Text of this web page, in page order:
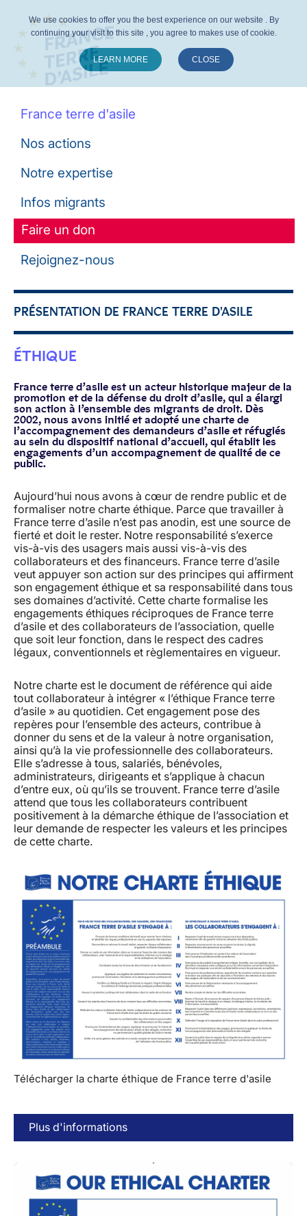
France terre d'asile
Nos actions
Notre expertise
Infos migrants
Faire un don
Rejoignez-nous
PRÉSENTATION DE FRANCE TERRE D'ASILE
ÉTHIQUE
France terre d’asile est un acteur historique majeur de la
promotion et de la défense du droit d’asile, qui a élargi
son action à l’ensemble des migrants de droit. Dès
2002, nous avons initié et adopté une charte de
l’accompagnement des demandeurs d’asile et réfugiés
au sein du dispositif national d’accueil, qui établit les
engagements d’un accompagnement de qualité de ce
public.
Aujourd’hui nous avons à cœur de rendre public et de
formaliser notre charte éthique. Parce que travailler à
France terre d’asile n’est pas anodin, est une source de
fierté et doit le rester. Notre responsabilité s’exerce
vis-à-vis des usagers mais aussi vis-à-vis des
collaborateurs et des financeurs. France terre d’asile
veut appuyer son action sur des principes qui affirment
son engagement éthique et sa responsabilité dans tous
ses domaines d’activité. Cette charte formalise les
engagements éthiques réciproques de France terre
d’asile et des collaborateurs de l’association, quelle
que soit leur fonction, dans le respect des cadres
légaux, conventionnels et règlementaires en vigueur.
Notre charte est le document de référence qui aide
tout collaborateur à intégrer « l’éthique France terre
d’asile » au quotidien. Cet engagement pose des
repères pour l’ensemble des acteurs, contribue à
donner du sens et de la valeur à notre organisation,
ainsi qu’à la vie professionnelle des collaborateurs.
Elle s’adresse à tous, salariés, bénévoles,
administrateurs, dirigeants et s’applique à chacun
d’entre eux, où qu’ils se trouvent. France terre d’asile
attend que tous les collaborateurs contribuent
positivement à la démarche éthique de l’association et
leur demande de respecter les valeurs et les principes
de cette charte.
Télécharger la charte éthique de France terre d'asile
Plus d'informations
We use cookies to offer you the best experience on our website . By
continuing your visit to this site , you agree to makes use of cookie.
LEARN MORE CLOSE